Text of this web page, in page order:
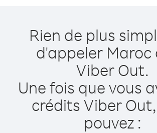
Rien de plus
d'appeler Maroc
Viber Out.
Une fois que vous
crédits Viber
pouvez :